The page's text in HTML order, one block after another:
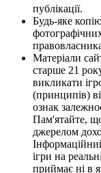
публікації.
Будь-яке
Матеріали
старше 21
викликати
(принципів)
ознак
Пам'ятайте,
джерелом
ігри на
приймає ні в